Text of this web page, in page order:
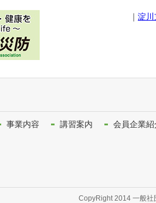
｜ 淀川
事業内容 講習案内 会員企業紹
CopyRight 2014 一般